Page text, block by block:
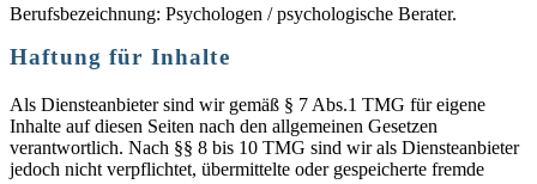
Berufsbezeichnung: Psychologen / psychologische Berater.
Haftung für Inhalte
Als Diensteanbieter sind wir gemäß § 7 Abs.1 TMG für eigene
Inhalte auf diesen Seiten nach den allgemeinen Gesetzen
verantwortlich. Nach §§ 8 bis 10 TMG sind wir als Diensteanbieter
jedoch nicht verpflichtet, übermittelte oder gespeicherte fremde